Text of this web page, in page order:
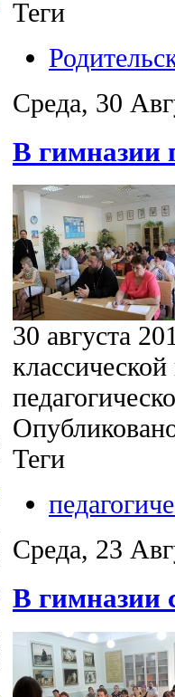
Чебаненко Глеб стал
областных
турнира
победителями
этапа XXI
конкурса «За
подвиг
Теги
Среда, 30
В гимназии
30 августа
Теги
Среда, 23
В гимназии